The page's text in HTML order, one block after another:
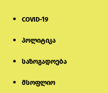
COVID-19
პოლიტიკა
საზოგადოება
მსოფლიო